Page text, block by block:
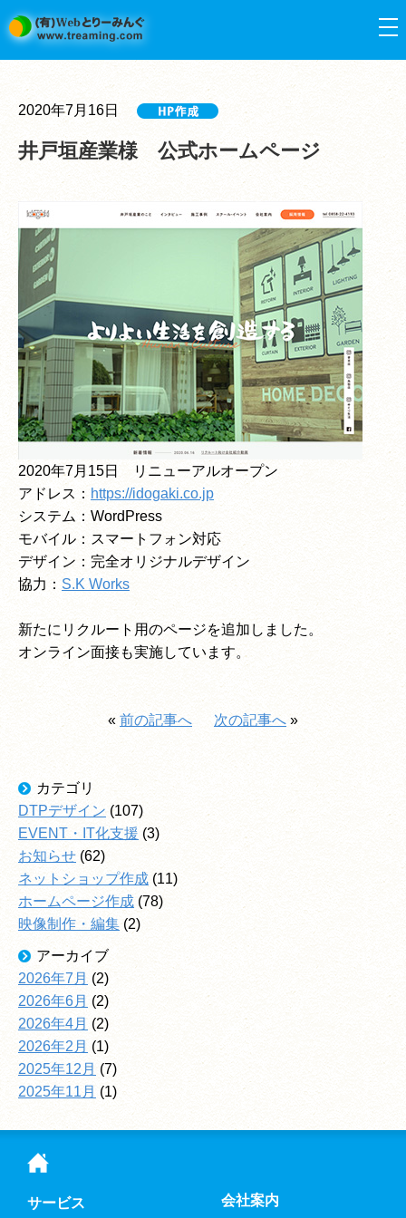
2020年7月16日
井戸垣産業様 公式ホームページ
2020年7月15日 リニューアルオープン
アドレス： https://idogaki.co.jp
システム：WordPress
モバイル：スマートフォン対応
デザイン：完全オリジナルデザイン
協力： S.K Works
新たにリクルート用のページを追加しました。
オンライン面接も実施しています。
« 前の記事へ 次の記事へ »
カテゴリ
DTPデザイン (107)
EVENT・IT化支援 (3)
お知らせ (62)
ネットショップ作成 (11)
ホームページ作成 (78)
映像制作・編集 (2)
アーカイブ
2026年7月 (2)
2026年6月 (2)
2026年4月 (2)
2026年2月 (1)
2025年12月 (7)
2025年11月 (1)
サービス 会社案内